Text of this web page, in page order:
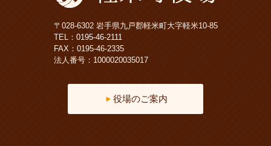
〒028-6302 岩手県九戸郡軽米町大字軽米10-85
TEL： 0195-46-2111
FAX：0195-46-2335
法人番号：1000020035017
役場のご案内